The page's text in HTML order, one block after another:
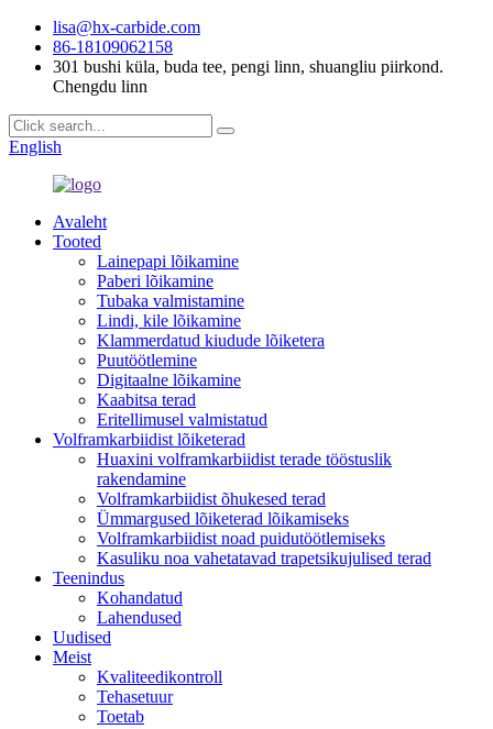
lisa@hx-carbide.com
86-18109062158
301 bushi küla, buda tee, pengi linn, shuangliu piirkond.
Chengdu linn
English
Avaleht
Tooted
Lainepapi lõikamine
Paberi lõikamine
Tubaka valmistamine
Lindi, kile lõikamine
Klammerdatud kiudude lõiketera
Puutöötlemine
Digitaalne lõikamine
Kaabitsa terad
Eritellimusel valmistatud
Volframkarbiidist lõiketerad
Huaxini volframkarbiidist terade tööstuslik
rakendamine
Volframkarbiidist õhukesed terad
Ümmargused lõiketerad lõikamiseks
Volframkarbiidist noad puidutöötlemiseks
Kasuliku noa vahetatavad trapetsikujulised terad
Teenindus
Kohandatud
Lahendused
Uudised
Meist
Kvaliteedikontroll
Tehasetuur
Toetab